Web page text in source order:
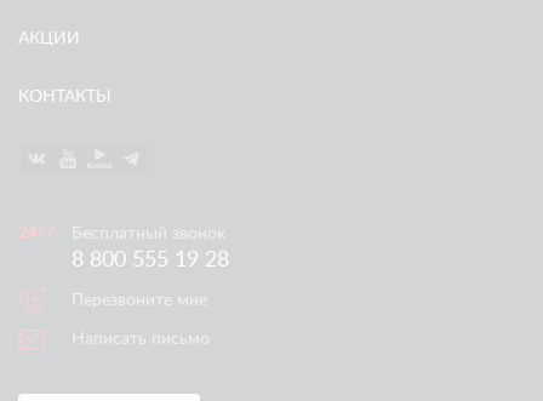
АКЦИИ
КОНТАКТЫ
Бесплатный звонок
8 800 555 19 28
Перезвоните мне
Написать письмо